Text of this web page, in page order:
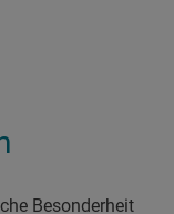
Besonderheit